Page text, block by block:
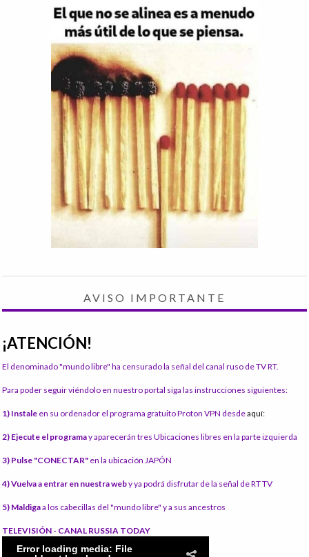
AVISO IMPORTANTE
¡ATENCIÓN!
El denominado "mundo libre" ha censurado la señal del canal ruso de TV RT.
Para poder seguir viéndolo en nuestro portal siga las instrucciones siguientes:
1) Instale en su ordenador el programa gratuito Proton VPN desdeaquí:
2) Ejecute el programay aparecerán tres Ubicaciones libres en la parte izquierda
3) Pulse "CONECTAR" en la ubicación JAPÓN
4) Vuelva a entrar en nuestra weby ya podrá disfrutar de la señal de RT TV
5) Maldigaa los cabecillas del "mundo libre" y a sus ancestros
TELEVISIÓN - CANAL RUSSIA TODAY